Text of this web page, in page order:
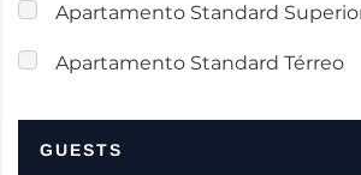
Apartamento Standard
Apartamento Standard Térreo
GUESTS